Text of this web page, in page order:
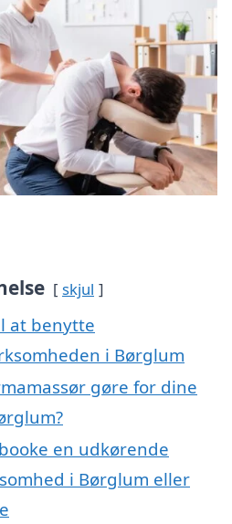
skjul
at benytte
i Børglum
gøre for dine
en udkørende
i Børglum eller